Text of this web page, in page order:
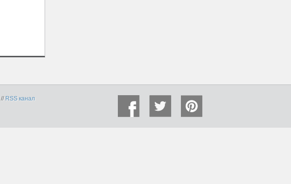
// RSS канал